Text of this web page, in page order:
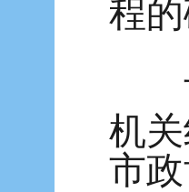
程的
市
机
市